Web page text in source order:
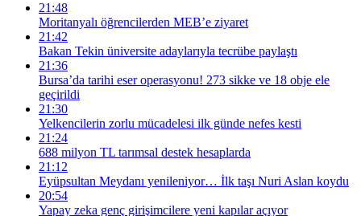
21:48
Moritanyalı öğrencilerden MEB’e ziyaret
21:42
Bakan Tekin üniversite adaylarıyla tecrübe paylaştı
21:36
Bursa’da tarihi eser operasyonu! 273 sikke ve 18 obje ele
geçirildi
21:30
Yelkencilerin zorlu mücadelesi ilk günde nefes kesti
21:24
688 milyon TL tarımsal destek hesaplarda
21:12
Eyüpsultan Meydanı yenileniyor… İlk taşı Nuri Aslan koydu
20:54
Yapay zeka genç girişimcilere yeni kapılar açıyor